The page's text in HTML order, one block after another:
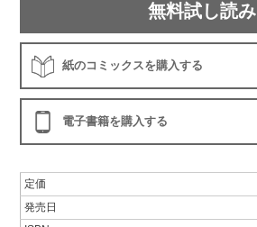
無料試し読み
紙のコミックスを購入する
電子書籍を購入する
定価
発売日